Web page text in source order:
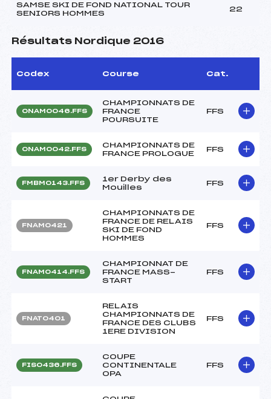
SAMSE SKI DE FOND NATIONAL TOUR
SENIORS HOMMES
22
Résultats Nordique 2016
Codex Course Cat.
ONAM0046.FFS
CHAMPIONNATS DE
FRANCE
POURSUITE
FFS
ONAM0042.FFS
CHAMPIONNATS DE
FRANCE PROLOGUE
FFS
FMBM0143.FFS
1er Derby des
Mouilles
FFS
FNAM0421
CHAMPIONNATS DE
FRANCE DE RELAIS
SKI DE FOND
HOMMES
FFS
FNAM0414.FFS
CHAMPIONNAT DE
FRANCE MASS-
START
FFS
FNAT0401
RELAIS
CHAMPIONNATS DE
FRANCE DES CLUBS
1ERE DIVISION
FFS
FIS0436.FFS
COUPE
CONTINENTALE
OPA
FFS